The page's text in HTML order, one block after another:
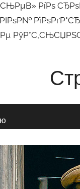
РїРѕ